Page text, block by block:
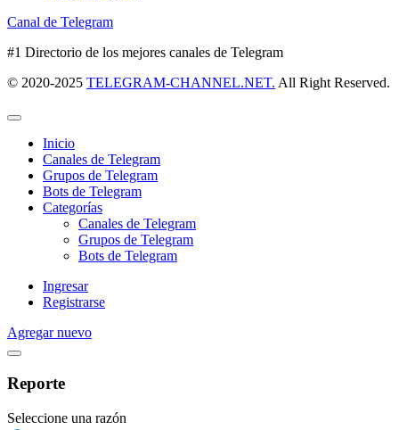
Canal de Telegram
#1 Directorio de los mejores canales de Telegram
© 2020-2025 TELEGRAM-CHANNEL.NET. All Right Reserved.
Inicio
Canales de Telegram
Grupos de Telegram
Bots de Telegram
Categorías
Canales de Telegram
Grupos de Telegram
Bots de Telegram
Ingresar
Registrarse
Agregar nuevo
Reporte
Seleccione una razón